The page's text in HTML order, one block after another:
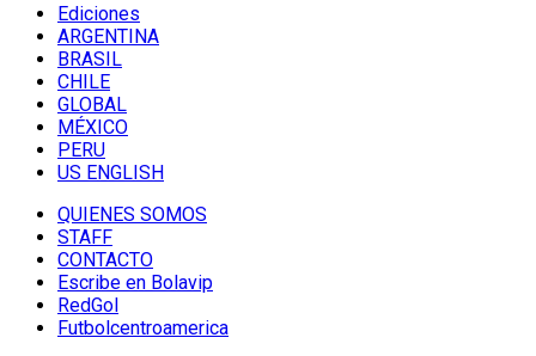
Ediciones
ARGENTINA
BRASIL
CHILE
GLOBAL
MÉXICO
PERU
US ENGLISH
QUIENES SOMOS
STAFF
CONTACTO
Escribe en Bolavip
RedGol
Futbolcentroamerica